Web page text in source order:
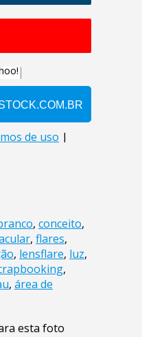
, conceito,
, flares,
, lensflare, luz,
,
, área de
esta foto